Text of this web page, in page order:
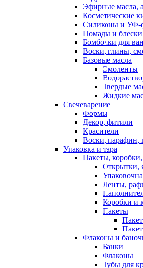
Эфирные масла,
Косметические
Силиконы и УФ-
Помады и блески
Бомбочки для
Воски, глины,
Базовые масла
Эмоленты
Твердые
Жидкие
Свечеварение
Формы
Декор, фитили
Красители
Воски, парафин,
Упаковка и тара
Пакеты, коробки,
Открытки,
Ленты,
Коробки и
Пакеты
Флаконы и
Банки
Флаконы
Тубы для